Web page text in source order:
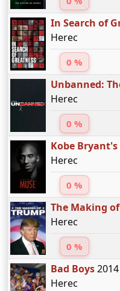
In Search of
Herec
0 %
Unbanned:
Herec
0 %
Kobe Bryant's
Herec
0 %
The Making
Herec
0 %
Bad Boys2014
Herec